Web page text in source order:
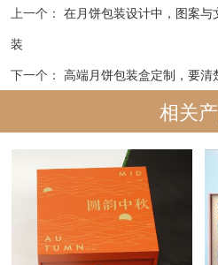
上一个： 在月饼包装设计中，图案
装
下一个： 高端月饼包装盒定制，要
相关